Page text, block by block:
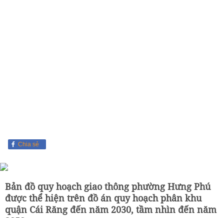
Chia sẻ
Bản đồ quy hoạch giao thông phường Hưng Phú
được thể hiện trên đồ án quy hoạch phân khu
quận Cái Răng đến năm 2030, tầm nhìn đến năm